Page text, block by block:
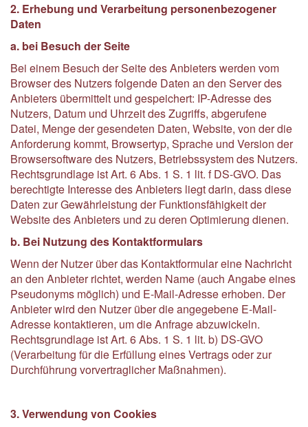
2. Erhebung und Verarbeitung personenbezogener
Daten
a. bei Besuch der Seite
Bei einem Besuch der Seite des Anbieters werden vom
Browser des Nutzers folgende Daten an den Server des
Anbieters übermittelt und gespeichert: IP-Adresse des
Nutzers, Datum und Uhrzeit des Zugriffs, abgerufene
Datei, Menge der gesendeten Daten, Website, von der die
Anforderung kommt, Browsertyp, Sprache und Version der
Browsersoftware des Nutzers, Betriebssystem des Nutzers.
Rechtsgrundlage ist Art. 6 Abs. 1 S. 1 lit. f DS-GVO. Das
berechtigte Interesse des Anbieters liegt darin, dass diese
Daten zur Gewährleistung der Funktionsfähigkeit der
Website des Anbieters und zu deren Optimierung dienen.
b. Bei Nutzung des Kontaktformulars
Wenn der Nutzer über das Kontaktformular eine Nachricht
an den Anbieter richtet, werden Name (auch Angabe eines
Pseudonyms möglich) und E-Mail-Adresse erhoben. Der
Anbieter wird den Nutzer über die angegebene E-Mail-
Adresse kontaktieren, um die Anfrage abzuwickeln.
Rechtsgrundlage ist Art. 6 Abs. 1 S. 1 lit. b) DS-GVO
(Verarbeitung für die Erfüllung eines Vertrags oder zur
Durchführung vorvertraglicher Maßnahmen).
3. Verwendung von Cookies